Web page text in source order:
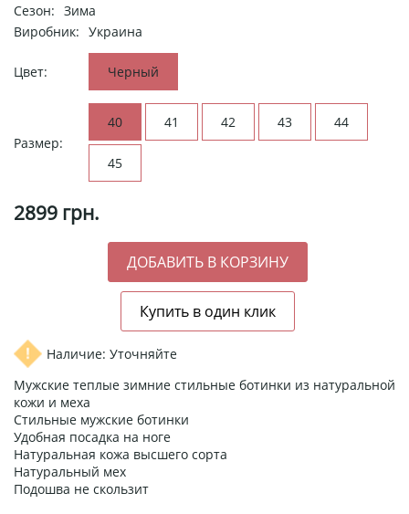
Сезон: Зима
Виробник: Украина
Цвет: Черный
Размер:
40 41 42 43 44
45
2899 грн.
Наличие: Уточняйте
Мужские теплые зимние стильные ботинки из натуральной
кожи и меха
Стильные мужские ботинки
Удобная посадка на ноге
Натуральная кожа высшего сорта
Натуральный мех
Подошва не скользит